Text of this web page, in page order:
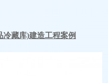
藏库)建造工程案例